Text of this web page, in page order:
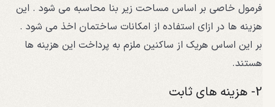
فرمول خاصی بر اساس مساحت زیر بنا محاسبه می شود . این
هزینه ها در ازای استفاده از امکانات ساختمان اخذ می شود .
بر این اساس هریک از ساکنین ملزم به پرداخت این هزینه ها
هستند.